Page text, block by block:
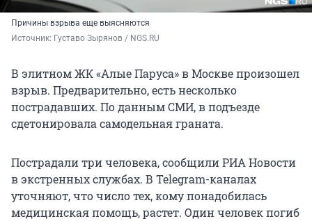
Причины взрыва еще выясняются
Источник: Густаво Зырянов / NGS.RU
В элитном ЖК «Алые Паруса» в Москве произошел
взрыв. Предварительно, есть несколько
пострадавших. По данным СМИ, в подъезде
сдетонировала самодельная граната.
Пострадали три человека, сообщили РИА Новости
в экстренных службах. В Telegram-каналах
уточняют, что число тех, кому понадобилась
медицинская помощь, растет. Один человек погиб